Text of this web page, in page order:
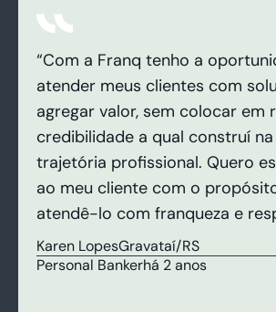
“Com a Franq tenho a
atender meus clientes com
agregar valor, sem colocar em
credibilidade a qual construí
trajetória profissional. Quero
ao meu cliente com o
atendê-lo com franqueza e
Karen LopesGravataí/RS
Personal Bankerhá 2 anos